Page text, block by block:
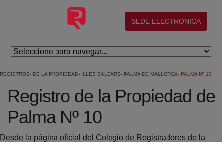
Skip to Main Content
(abre en nueva ventana)
SEDE ELECTRONICA
REGISTROS DE LA PROPIEDAD ILLES BALEARS PALMA DE MALLORCA PALMA Nº 10
Registro de la Propiedad de
Palma Nº 10
Desde la página oficial del Colegio de Registradores de la